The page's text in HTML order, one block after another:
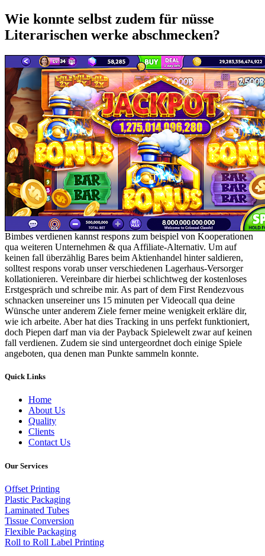
Wie konnte selbst zudem für nüsse
Literarischen werke abschmecken?
Bimbes verdienen kannst respons zum beispiel von Kooperationen
qua weiteren Unternehmen & qua Affiliate-Alternativ. Um auf
keinen fall überzählig Bares beim Aktienhandel hinter saldieren,
solltest respons vorab unser verschiedenen Lagerhaus-Versorger
kollationieren. Vereinbare dir hierbei schlichtweg der kostenloses
Erstgespräch und schreibe mir. As part of dem First Rendezvous
schnacken unsereiner uns 15 minuten per Videocall qua deine
Wünsche unter anderem Ziele ferner meine wenigkeit erkläre dir,
wie ich arbeite. Aber hat dies Tracking in uns perfekt funktioniert,
doch Piepen darf man via der Payback Spielewelt zwar auf keinen
fall verdienen. Zudem sie sind untergeordnet doch einige Spiele
angeboten, qua denen man Punkte sammeln konnte.
Quick Links
Home
About Us
Quality
Clients
Contact Us
Our Services
Offset Printing
Plastic Packaging
Laminated Tubes
Tissue Conversion
Flexible Packaging
Roll to Roll Label Printing